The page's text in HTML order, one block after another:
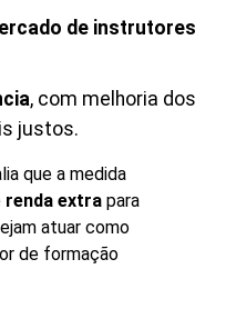
de instrutores
, com melhoria dos
justos.
que a medida
renda extrapara
atuar como
de formação